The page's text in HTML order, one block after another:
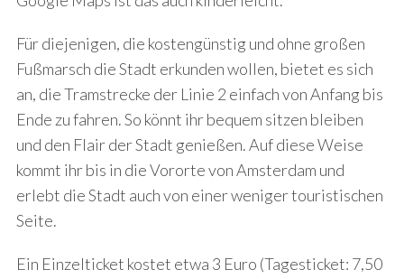
Für diejenigen, die kostengünstig und ohne großen
Fußmarsch die Stadt erkunden wollen, bietet es sich
an, die Tramstrecke der Linie 2 einfach von Anfang bis
Ende zu fahren. So könnt ihr bequem sitzen bleiben
und den Flair der Stadt genießen. Auf diese Weise
kommt ihr bis in die Vororte von Amsterdam und
erlebt die Stadt auch von einer weniger touristischen
Seite.
Ein Einzelticket kostet etwa 3 Euro (Tagesticket: 7,50